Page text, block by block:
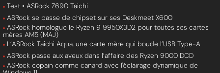
Test • ASRock Z690 Taichi
ASRock se passe de chipset sur ses Deskmeet X600
ASRock homologue le Ryzen 9 9950X3D2 pour toutes ses cartes
mères AM5 (MAJ)
L’ASRock Taichi Aqua, une carte mère qui boude l’USB Type-A
ASRock passe aux aveux dans l’affaire des Ryzen 9000 DCD
ASRock copain comme canard avec l'éclairage dynamique de